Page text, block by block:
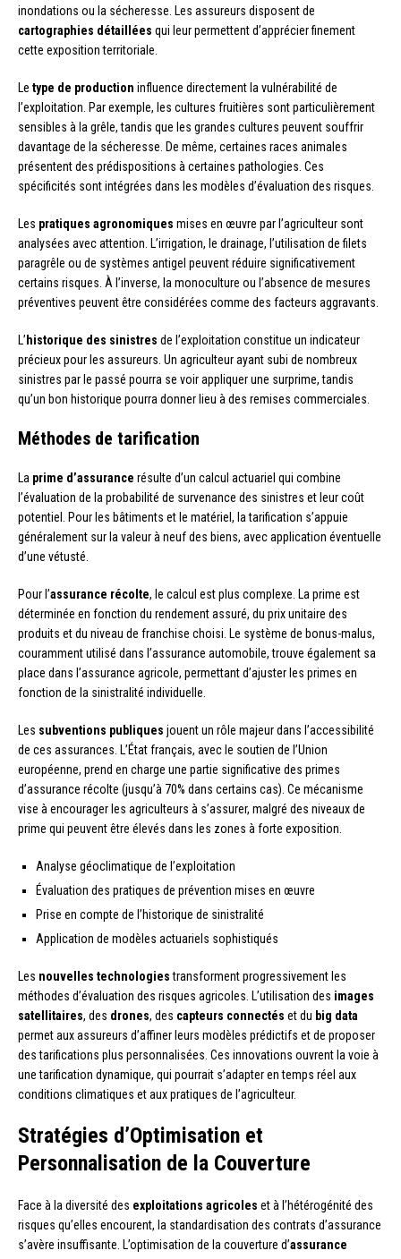
inondations ou la sécheresse. Les assureurs disposent de
cartographies détaillées qui leur permettent d’apprécier finement
cette exposition territoriale.
Le type de production influence directement la vulnérabilité de
l’exploitation. Par exemple, les cultures fruitières sont particulièrement
sensibles à la grêle, tandis que les grandes cultures peuvent souffrir
davantage de la sécheresse. De même, certaines races animales
présentent des prédispositions à certaines pathologies. Ces
spécificités sont intégrées dans les modèles d’évaluation des risques.
Les pratiques agronomiques mises en œuvre par l’agriculteur sont
analysées avec attention. L’irrigation, le drainage, l’utilisation de filets
paragrêle ou de systèmes antigel peuvent réduire significativement
certains risques. À l’inverse, la monoculture ou l’absence de mesures
préventives peuvent être considérées comme des facteurs aggravants.
L’ historique des sinistres de l’exploitation constitue un indicateur
précieux pour les assureurs. Un agriculteur ayant subi de nombreux
sinistres par le passé pourra se voir appliquer une surprime, tandis
qu’un bon historique pourra donner lieu à des remises commerciales.
Méthodes de tarification
La prime d’assurance résulte d’un calcul actuariel qui combine
l’évaluation de la probabilité de survenance des sinistres et leur coût
potentiel. Pour les bâtiments et le matériel, la tarification s’appuie
généralement sur la valeur à neuf des biens, avec application éventuelle
d’une vétusté.
Pour l’assurance récolte, le calcul est plus complexe. La prime est
déterminée en fonction du rendement assuré, du prix unitaire des
produits et du niveau de franchise choisi. Le système de bonus-malus,
couramment utilisé dans l’assurance automobile, trouve également sa
place dans l’assurance agricole, permettant d’ajuster les primes en
fonction de la sinistralité individuelle.
Les subventions publiques jouent un rôle majeur dans l’accessibilité
de ces assurances. L’État français, avec le soutien de l’Union
européenne, prend en charge une partie significative des primes
d’assurance récolte (jusqu’à 70% dans certains cas). Ce mécanisme
vise à encourager les agriculteurs à s’assurer, malgré des niveaux de
prime qui peuvent être élevés dans les zones à forte exposition.
Analyse géoclimatique de l’exploitation
Évaluation des pratiques de prévention mises en œuvre
Prise en compte de l’historique de sinistralité
Application de modèles actuariels sophistiqués
Les nouvelles technologiestransforment progressivement les
méthodes d’évaluation des risques agricoles. L’utilisation des images
satellitaires, des drones, des capteurs connectés et du big data
permet aux assureurs d’affiner leurs modèles prédictifs et de proposer
des tarifications plus personnalisées. Ces innovations ouvrent la voie à
une tarification dynamique, qui pourrait s’adapter en temps réel aux
conditions climatiques et aux pratiques de l’agriculteur.
Stratégies d’Optimisation et
Personnalisation de la Couverture
Face à la diversité des exploitations agricoles et à l’hétérogénité des
risques qu’elles encourent, la standardisation des contrats d’assurance
s’avère insuffisante. L’optimisation de la couverture d’assurance